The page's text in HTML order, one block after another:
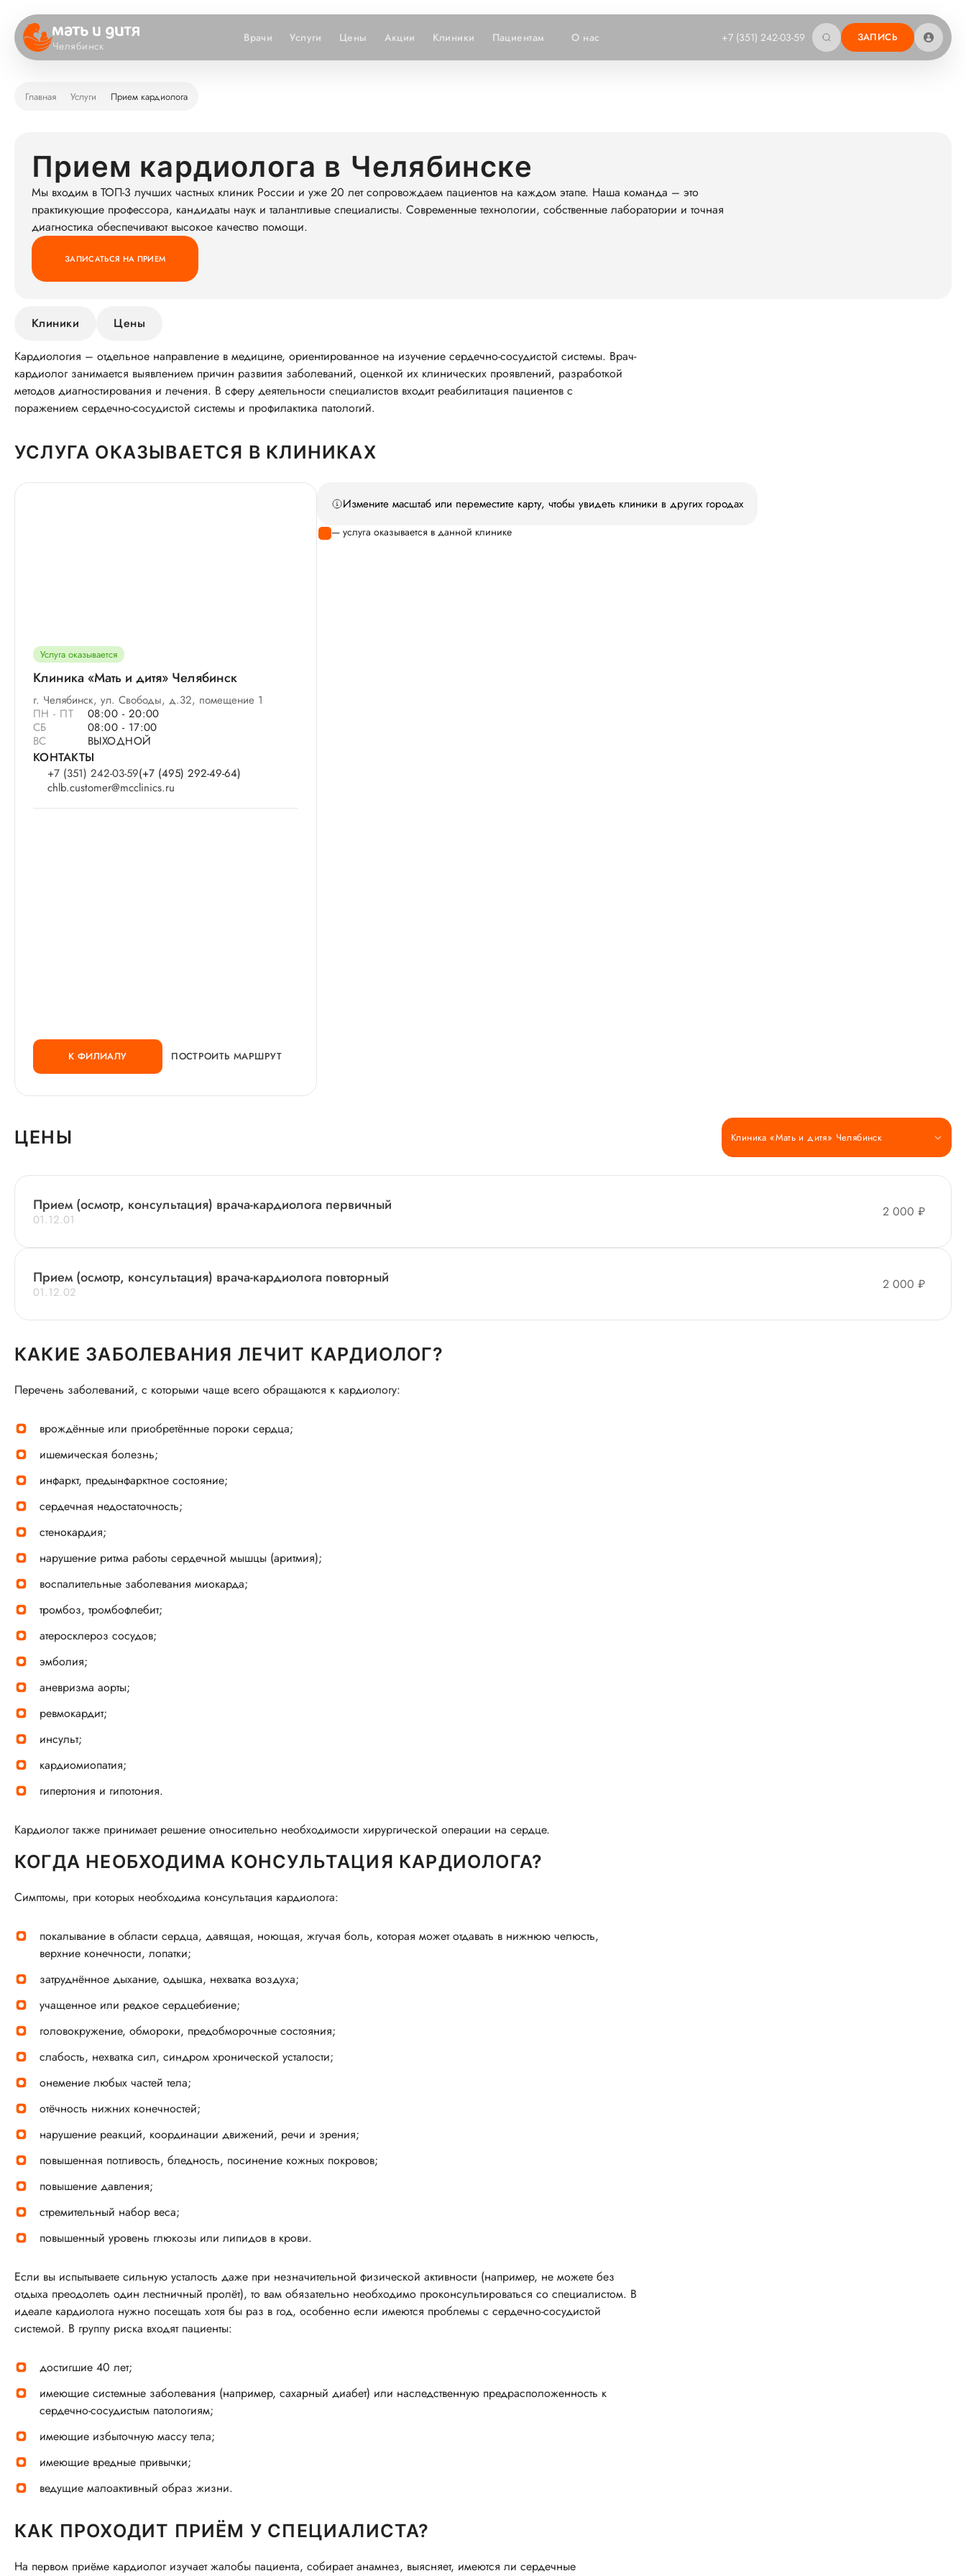
Челябинск
Врачи Услуги Цены Акции Клиники Пациентам О нас +7 (351) 242-03-59 ЗАПИСЬ
Главная Услуги Прием кардиолога
Прием кардиолога в Челябинске
Мы входим в ТОП-3 лучших частных клиник России и уже 20 лет сопровождаем пациентов на каждом этапе. Наша команда – это
практикующие профессора, кандидаты наук и талантливые специалисты. Современные технологии, собственные лаборатории и точная
диагностика обеспечивают высокое качество помощи.
ЗАПИСАТЬСЯ НА ПРИЕМ
Клиники
Цены
Кардиология – отдельное направление в медицине, ориентированное на изучение сердечно-сосудистой системы. Врач-
кардиолог занимается выявлением причин развития заболеваний, оценкой их клинических проявлений, разработкой
методов диагностирования и лечения. В сферу деятельности специалистов входит реабилитация пациентов с
поражением сердечно-сосудистой системы и профилактика патологий.
УСЛУГА ОКАЗЫВАЕТСЯ В КЛИНИКАХ
Услуга оказывается
Клиника «Мать и дитя» Челябинск
г. Челябинск, ул. Свободы, д.32, помещение 1
ПН - ПТ
08:00 - 20:00
СБ
08:00 - 17:00
ВС
ВЫХОДНОЙ
КОНТАКТЫ
+7 (351) 242-03-59(+7 (495) 292-49-64)
chlb.customer@mcclinics.ru
К ФИЛИАЛУ ПОСТРОИТЬ МАРШРУТ
Измените масштаб или переместите карту, чтобы увидеть клиники в других городах
— услуга оказывается в данной клинике
ЦЕНЫ Клиника «Мать и дитя» Челябинск
Прием (осмотр, консультация) врача-кардиолога первичный
01.12.01
2 000 ₽
Прием (осмотр, консультация) врача-кардиолога повторный
01.12.02
2 000 ₽
КАКИЕ ЗАБОЛЕВАНИЯ ЛЕЧИТ КАРДИОЛОГ?
Перечень заболеваний, с которыми чаще всего обращаются к кардиологу:
врождённые или приобретённые пороки сердца;
ишемическая болезнь;
инфаркт, предынфарктное состояние;
сердечная недостаточность;
стенокардия;
нарушение ритма работы сердечной мышцы (аритмия);
воспалительные заболевания миокарда;
тромбоз, тромбофлебит;
атеросклероз сосудов;
эмболия;
аневризма аорты;
ревмокардит;
инсульт;
кардиомиопатия;
гипертония и гипотония.
Кардиолог также принимает решение относительно необходимости хирургической операции на сердце.
КОГДА НЕОБХОДИМА КОНСУЛЬТАЦИЯ КАРДИОЛОГА?
Симптомы, при которых необходима консультация кардиолога:
покалывание в области сердца, давящая, ноющая, жгучая боль, которая может отдавать в нижнюю челюсть,
верхние конечности, лопатки;
затруднённое дыхание, одышка, нехватка воздуха;
учащенное или редкое сердцебиение;
головокружение, обмороки, предобморочные состояния;
слабость, нехватка сил, синдром хронической усталости;
онемение любых частей тела;
отёчность нижних конечностей;
нарушение реакций, координации движений, речи и зрения;
повышенная потливость, бледность, посинение кожных покровов;
повышение давления;
стремительный набор веса;
повышенный уровень глюкозы или липидов в крови.
Если вы испытываете сильную усталость даже при незначительной физической активности (например, не можете без
отдыха преодолеть один лестничный пролёт), то вам обязательно необходимо проконсультироваться со специалистом. В
идеале кардиолога нужно посещать хотя бы раз в год, особенно если имеются проблемы с сердечно-сосудистой
системой. В группу риска входят пациенты:
достигшие 40 лет;
имеющие системные заболевания (например, сахарный диабет) или наследственную предрасположенность к
сердечно-сосудистым патологиям;
имеющие избыточную массу тела;
имеющие вредные привычки;
ведущие малоактивный образ жизни.
КАК ПРОХОДИТ ПРИЁМ У СПЕЦИАЛИСТА?
На первом приёме кардиолог изучает жалобы пациента, собирает анамнез, выясняет, имеются ли сердечные